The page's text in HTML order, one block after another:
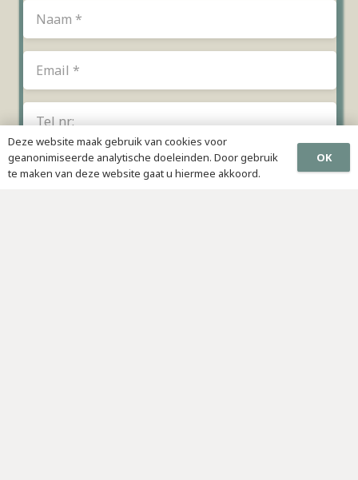
Deze website maak gebruik van cookies voor
geanonimiseerde analytische doeleinden. Door gebruik
te maken van deze website gaat u hiermee akkoord.
OK